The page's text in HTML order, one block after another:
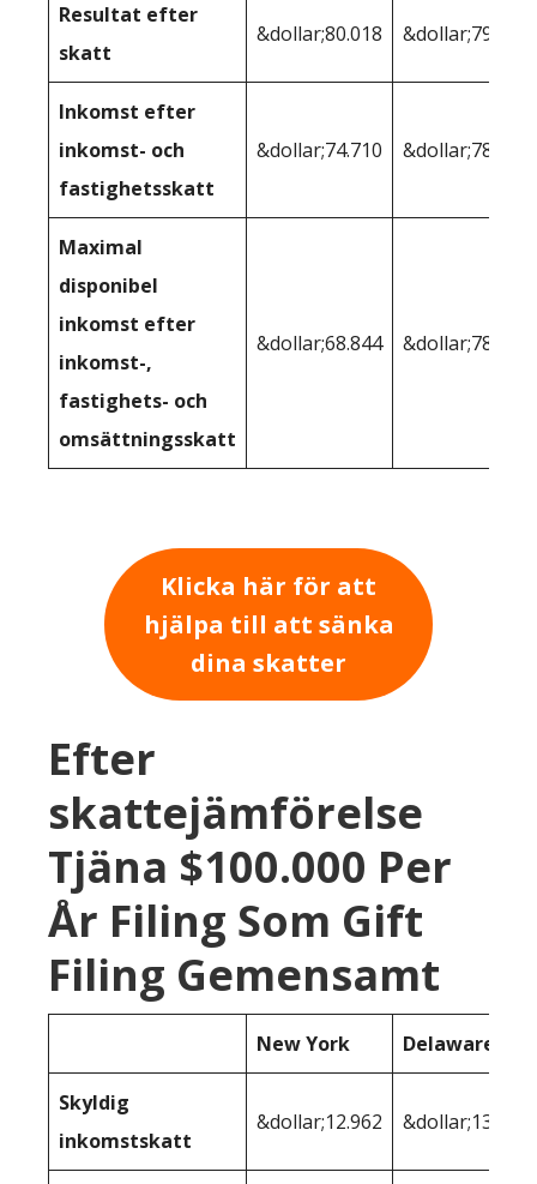
Resultat efter
skatt
&dollar;80.018 &dollar;79.870
Inkomst efter
inkomst- och
fastighetsskatt
&dollar;74.710 &dollar;78,106
Maximal
disponibel
inkomst efter
inkomst-,
fastighets- och
omsättningsskatt
&dollar;68.844 &dollar;78,106
Klicka här för att
hjälpa till att sänka
dina skatter
Efter
skattejämförelse
Tjäna $100.000 Per
År Filing Som Gift
Filing Gemensamt
New York Delaware
Skyldig
inkomstskatt
&dollar;12.962 &dollar;13.621